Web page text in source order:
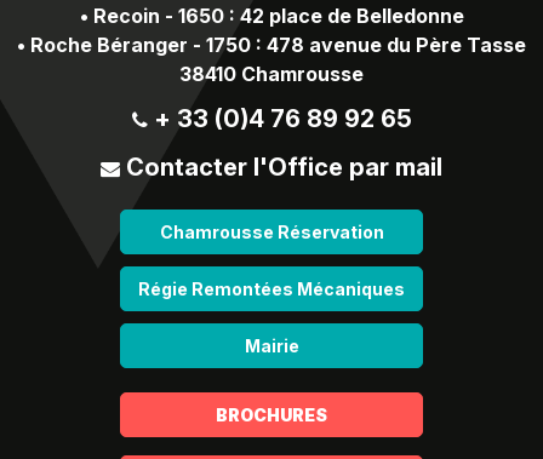
• Recoin - 1650 : 42 place de Belledonne
• Roche Béranger - 1750 : 478 avenue du Père Tasse
38410 Chamrousse
+ 33 (0)4 76 89 92 65
Contacter l'Office par mail
Chamrousse Réservation
Régie Remontées Mécaniques
Mairie
BROCHURES